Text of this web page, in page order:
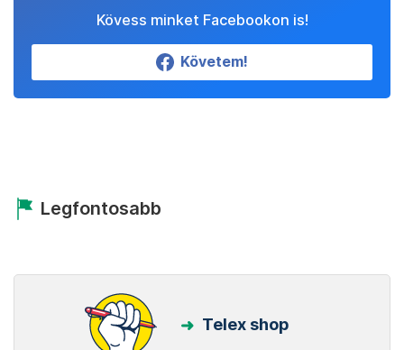
Kövess minket Facebookon is!
Követem!
Legfontosabb
Telex shop